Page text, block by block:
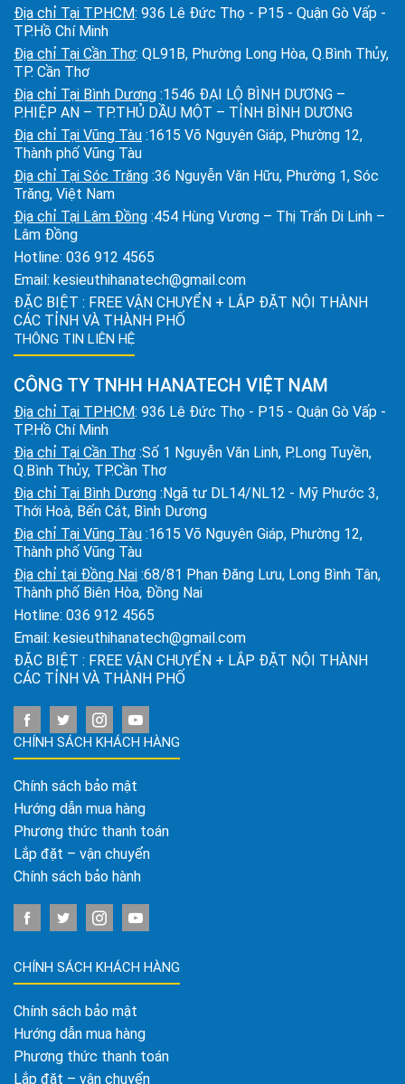
Địa chỉ Tại TPHCM: 936 Lê Đức Thọ - P15 - Quận Gò Vấp -
TP.Hồ Chí Minh
Địa chỉ Tại Cần Thơ: QL91B, Phường Long Hòa, Q.Bình Thủy,
TP. Cần Thơ
Địa chỉ Tại Bình Dương :1546 ĐẠI LỘ BÌNH DƯƠNG –
P.HIỆP AN – TP.THỦ DẦU MỘT – TỈNH BÌNH DƯƠNG
Địa chỉ Tại Vũng Tàu :1615 Võ Nguyên Giáp, Phường 12,
Thành phố Vũng Tàu
Địa chỉ Tại Sóc Trăng :36 Nguyễn Văn Hữu, Phường 1, Sóc
Trăng, Việt Nam
Địa chỉ Tại Lâm Đồng :454 Hùng Vương – Thị Trấn Di Linh –
Lâm Đồng
Hotline: 036 912 4565
Email: kesieuthihanatech@gmail.com
ĐẶC BIỆT : FREE VẬN CHUYỂN + LẮP ĐẶT NỘI THÀNH
CÁC TỈNH VÀ THÀNH PHỐ
THÔNG TIN LIÊN HỆ
CÔNG TY TNHH HANATECH VIỆT NAM
Địa chỉ Tại TPHCM: 936 Lê Đức Thọ - P15 - Quận Gò Vấp -
TP.Hồ Chí Minh
Địa chỉ Tại Cần Thơ :Số 1 Nguyễn Văn Linh, P.Long Tuyền,
Q.Bình Thủy, TP.Cần Thơ
Địa chỉ Tại Bình Dương :Ngã tư DL14/NL12 - Mỹ Phước 3,
Thới Hoà, Bến Cát, Bình Dương
Địa chỉ Tại Vũng Tàu :1615 Võ Nguyên Giáp, Phường 12,
Thành phố Vũng Tàu
Địa chỉ tại Đồng Nai :68/81 Phan Đăng Lưu, Long Bình Tân,
Thành phố Biên Hòa, Đồng Nai
Hotline: 036 912 4565
Email: kesieuthihanatech@gmail.com
ĐẶC BIỆT : FREE VẬN CHUYỂN + LẮP ĐẶT NỘI THÀNH
CÁC TỈNH VÀ THÀNH PHỐ
CHÍNH SÁCH KHÁCH HÀNG
Chính sách bảo mật
Hướng dẫn mua hàng
Phương thức thanh toán
Lắp đặt – vận chuyển
Chính sách bảo hành
CHÍNH SÁCH KHÁCH HÀNG
Chính sách bảo mật
Hướng dẫn mua hàng
Phương thức thanh toán
Lắp đặt – vận chuyển